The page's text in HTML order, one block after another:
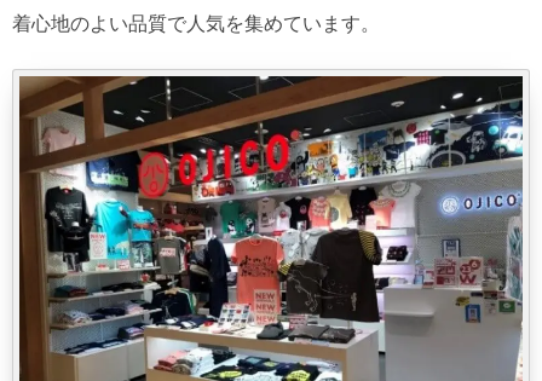
着心地のよい品質で人気を集めています。